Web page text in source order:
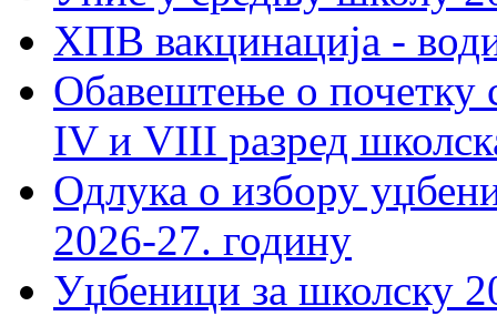
ХПВ вакцинација -
Обавештење о почетку
IV и VIII разред
Одлука о избору
2026-27. годину
Уџбеници за школску